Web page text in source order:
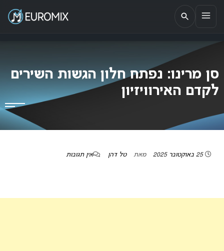
EUROMIX
אתר הבית של האירוויזיון בישראל
סן מרינו: נפתח חלון הגשות השירים
לקדם האירוויזיון
25 באוקטובר 2025 מאת טל דהן אין תגובות